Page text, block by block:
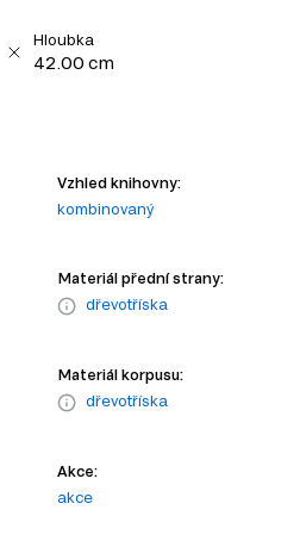
Hloubka
42.00 cm
Vzhled knihovny:
kombinovaný
Materiál přední strany:
dřevotříska
Materiál korpusu:
dřevotříska
Akce:
akce